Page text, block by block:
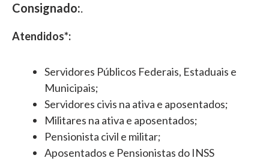
Consignado:.
Atendidos*:
Servidores Públicos Federais, Estaduais e
Municipais;
Servidores civis na ativa e aposentados;
Militares na ativa e aposentados;
Pensionista civil e militar;
Aposentados e Pensionistas do INSS